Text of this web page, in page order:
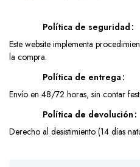
Política de seguridad
Este website implementa
la compra.
Política de entrega
Envío en 48/72 horas, sin contar
Política de devolución
Derecho al desistimiento (14 días